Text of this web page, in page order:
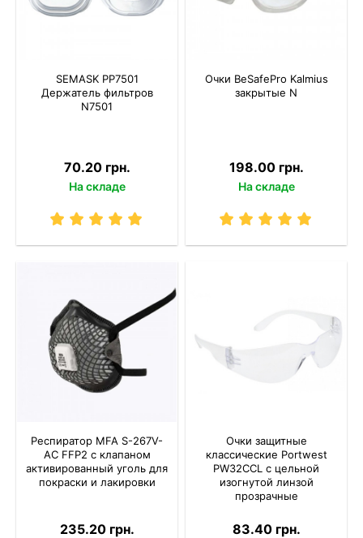
SEMASK PP7501
Держатель фильтров
N7501
70.20 грн.
На складе
Очки BeSafePro Kalmius
закрытые N
198.00 грн.
На складе
Респиратор MFA S-267V-
AC FFP2 с клапаном
активированный уголь для
покраски и лакировки
235.20 грн.
Очки защитные
классические Portwest
PW32CCL с цельной
изогнутой линзой
прозрачные
83.40 грн.